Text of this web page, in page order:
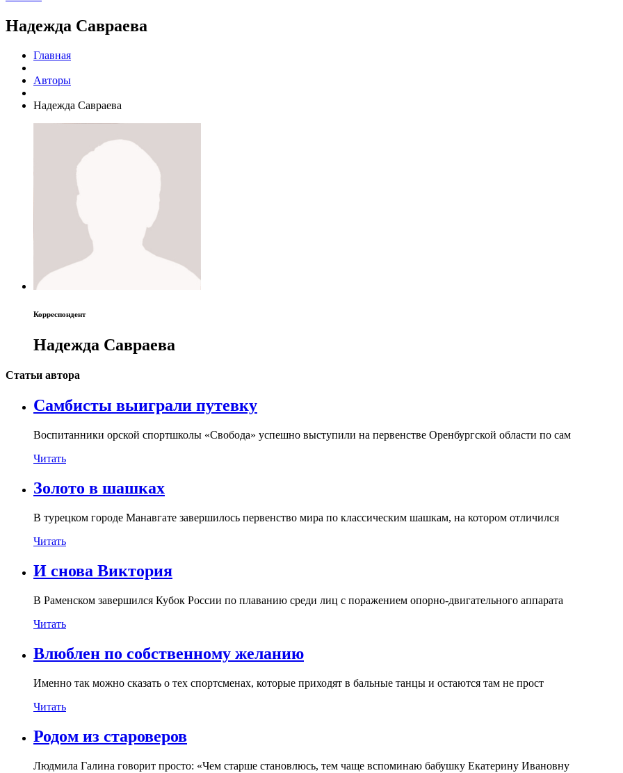
Надежда Савраева
Главная
Авторы
Надежда Савраева
Корреспондент
Надежда Савраева
Статьи автора
Самбисты выиграли путевку
Воспитанники орской спортшколы «Свобода» успешно выступили на первенстве Оренбургской области по сам
Читать
Золото в шашках
В турецком городе Манавгате завершилось первенство мира по классическим шашкам, на котором отличился
Читать
И снова Виктория
В Раменском завершился Кубок России по плаванию среди лиц с поражением опорно-двигательного аппарата
Читать
Влюблен по собственному желанию
Именно так можно сказать о тех спортсменах, которые приходят в бальные танцы и остаются там не прост
Читать
Родом из староверов
Людмила Галина говорит просто: «Чем старше становлюсь, тем чаще вспоминаю бабушку Екатерину Ивановну